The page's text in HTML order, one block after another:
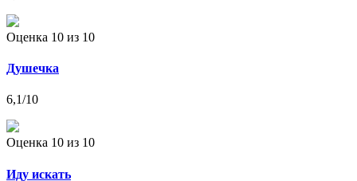
Оценка 10 из 10
Душечка
6,1/10
Оценка 10 из 10
Иду искать